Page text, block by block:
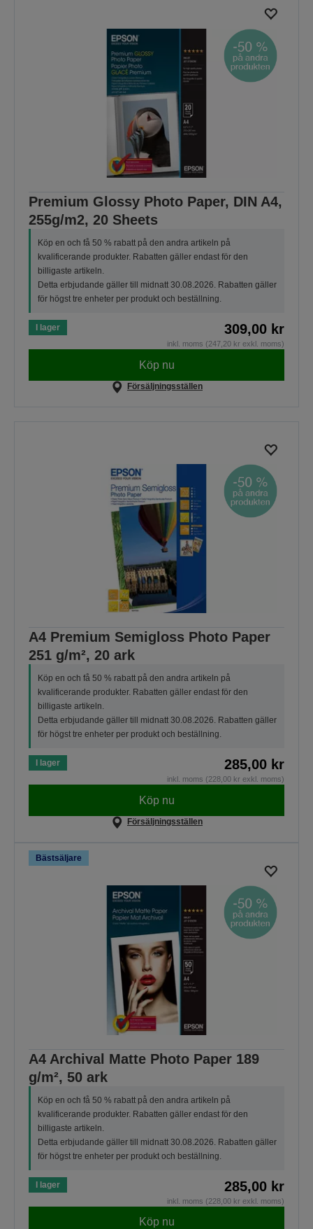
Premium Glossy Photo Paper, DIN A4,
255g/m2, 20 Sheets
Köp en och få 50 % rabatt på den andra artikeln på
kvalificerande produkter. Rabatten gäller endast för den
billigaste artikeln.
Detta erbjudande gäller till midnatt 30.08.2026. Rabatten gäller
för högst tre enheter per produkt och beställning.
I lager 309,00 kr
inkl. moms (247,20 kr exkl. moms)
Köp nu
Försäljningsställen
A4 Premium Semigloss Photo Paper
251 g/m², 20 ark
Köp en och få 50 % rabatt på den andra artikeln på
kvalificerande produkter. Rabatten gäller endast för den
billigaste artikeln.
Detta erbjudande gäller till midnatt 30.08.2026. Rabatten gäller
för högst tre enheter per produkt och beställning.
I lager 285,00 kr
inkl. moms (228,00 kr exkl. moms)
Köp nu
Försäljningsställen
Bästsäljare
A4 Archival Matte Photo Paper 189
g/m², 50 ark
Köp en och få 50 % rabatt på den andra artikeln på
kvalificerande produkter. Rabatten gäller endast för den
billigaste artikeln.
Detta erbjudande gäller till midnatt 30.08.2026. Rabatten gäller
för högst tre enheter per produkt och beställning.
I lager 285,00 kr
inkl. moms (228,00 kr exkl. moms)
Köp nu